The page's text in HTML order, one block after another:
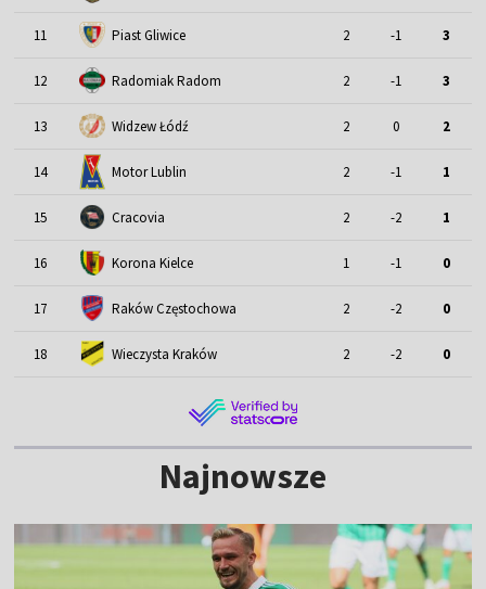
11 Piast Gliwice 2 -1 3
12 Radomiak Radom 2 -1 3
13 Widzew Łódź 2 0 2
14 Motor Lublin 2 -1 1
15 Cracovia 2 -2 1
16 Korona Kielce 1 -1 0
17 Raków Częstochowa 2 -2 0
18 Wieczysta Kraków 2 -2 0
Najnowsze